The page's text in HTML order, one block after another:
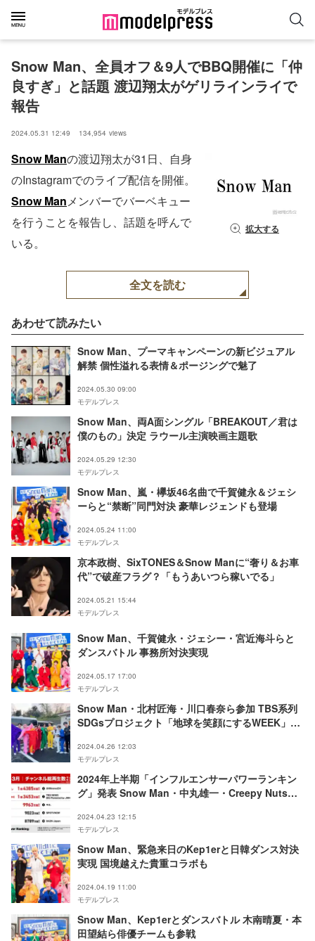
Snow Man、全員オフ＆9人でBBQ開催に「仲
良すぎ」と話題 渡辺翔太がゲリラインライで
報告
2024.05.31 12:49 134,954 views
拡大する
Snow Manの渡辺翔太が31日、自身
のInstagramでのライブ配信を開催。
Snow Manメンバーでバーベキュー
を行うことを報告し、話題を呼んで
いる。
全文を読む
あわせて読みたい
Snow Man、プーマキャンペーンの新ビジュアル
解禁 個性溢れる表情＆ポージングで魅了
2024.05.30 09:00
モデルプレス
Snow Man、両A面シングル「BREAKOUT／君は
僕のもの」決定 ラウール主演映画主題歌
2024.05.29 12:30
モデルプレス
Snow Man、嵐・欅坂46名曲で千賀健永＆ジェシ
ーらと“禁断”同門対決 豪華レジェンドも登場
2024.05.24 11:00
モデルプレス
京本政樹、SixTONES＆Snow Manに“奢り＆お車
代”で破産フラグ？「もうあいつら稼いでる」
2024.05.21 15:44
モデルプレス
Snow Man、千賀健永・ジェシー・宮近海斗らと
ダンスバトル 事務所対決実現
2024.05.17 17:00
モデルプレス
Snow Man・北村匠海・川口春奈ら参加 TBS系列
SDGsプロジェクト「地球を笑顔にするWEEK」大
＞
2024.04.26 12:03
モデルプレス
2024年上半期「インフルエンサーパワーランキン
グ」発表 Snow Man・中丸雄一・Creepy Nutsら
2024.04.23 12:15
モデルプレス
Snow Man、緊急来日のKep1erと日韓ダンス対決
実現 国境越えた貴重コラボも
2024.04.19 11:00
モデルプレス
Snow Man、Kep1erとダンスバトル 木南晴夏・本
田望結ら俳優チームも参戦